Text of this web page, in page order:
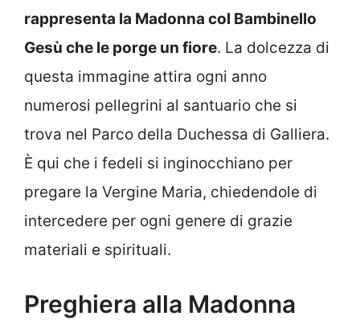
rappresenta la Madonna col Bambinello
Gesù che le porge un fiore. La dolcezza di
questa immagine attira ogni anno
numerosi pellegrini al santuario che si
trova nel Parco della Duchessa di Galliera.
È qui che i fedeli si inginocchiano per
pregare la Vergine Maria, chiedendole di
intercedere per ogni genere di grazie
materiali e spirituali.
Preghiera alla Madonna